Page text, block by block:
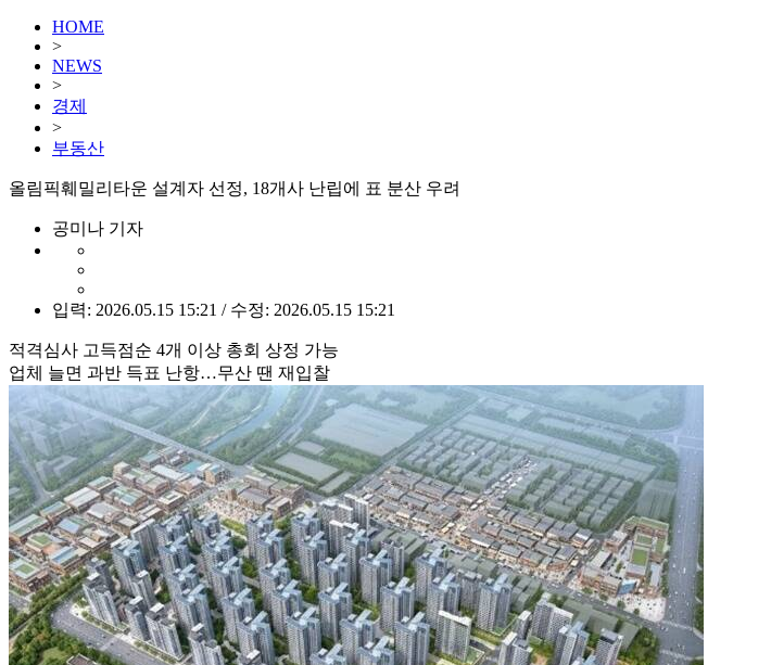
HOME
>
NEWS
>
경제
>
부동산
올림픽훼밀리타운 설계자 선정, 18개사 난립에 표 분산 우려
공미나 기자
입력: 2026.05.15 15:21 / 수정: 2026.05.15 15:21
적격심사 고득점순 4개 이상 총회 상정 가능
업체 늘면 과반 득표 난항…무산 땐 재입찰